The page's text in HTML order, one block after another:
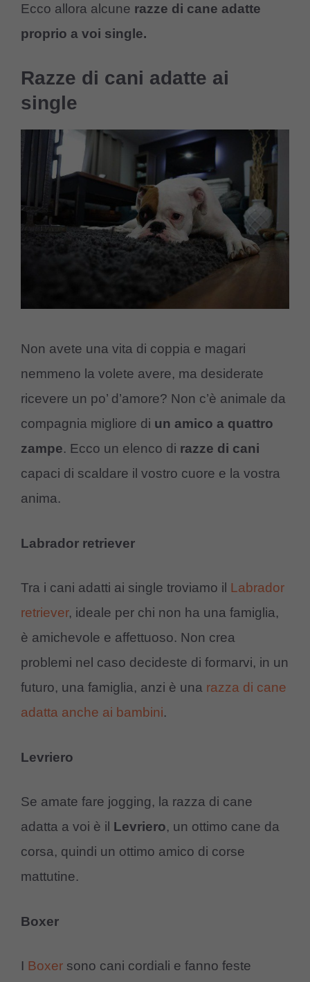
Ecco allora alcune razze di cane adatte
proprio a voi single.
Razze di cani adatte ai
single
Non avete una vita di coppia e magari
nemmeno la volete avere, ma desiderate
ricevere un po’ d’amore? Non c’è animale da
compagnia migliore di un amico a quattro
zampe. Ecco un elenco di razze di cani
capaci di scaldare il vostro cuore e la vostra
anima.
Labrador retriever
Tra i cani adatti ai single troviamo il Labrador
retriever, ideale per chi non ha una famiglia,
è amichevole e affettuoso. Non crea
problemi nel caso decideste di formarvi, in un
futuro, una famiglia, anzi è una razza di cane
adatta anche ai bambini.
Levriero
Se amate fare jogging, la razza di cane
adatta a voi è il Levriero, un ottimo cane da
corsa, quindi un ottimo amico di corse
mattutine.
Boxer
I Boxer sono cani cordiali e fanno feste